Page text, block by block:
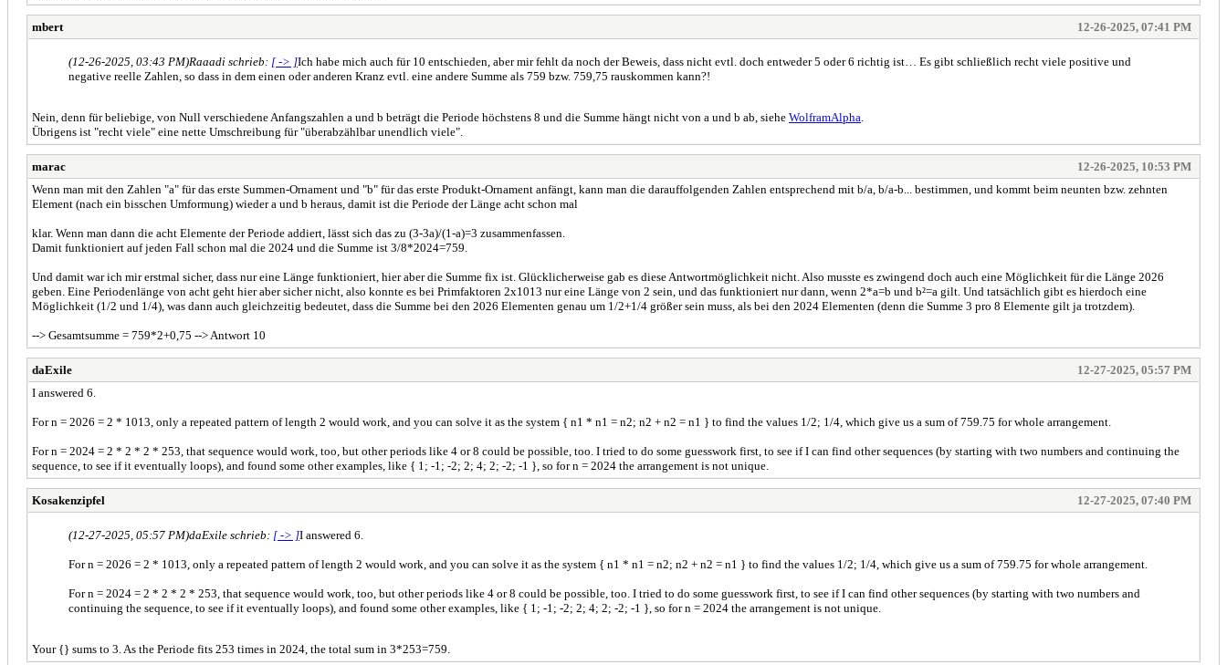
mbert 12-26-2025, 07:41 PM
(12-26-2025, 03:43 PM)Raaadi schrieb: [ -> ]Ich habe mich auch für 10 entschieden, aber mir fehlt da noch der Beweis, dass nicht evtl. doch entweder 5 oder 6 richtig ist… Es gibt schließlich recht viele positive und
negative reelle Zahlen, so dass in dem einen oder anderen Kranz evtl. eine andere Summe als 759 bzw. 759,75 rauskommen kann?!
Nein, denn für beliebige, von Null verschiedene Anfangszahlen a und b beträgt die Periode höchstens 8 und die Summe hängt nicht von a und b ab, siehe WolframAlpha
Übrigens ist "recht viele" eine nette Umschreibung für "überabzählbar unendlich viele".
marac
12-26-2025, 10:53 PM
Wenn man mit den Zahlen "a" für das erste Summen-Ornament und "b" für das erste Produkt-Ornament anfängt, kann man die darauffolgenden Zahlen entsprechend mit b/a, b/a-b... bestimmen, und kommt beim neunten bzw. zehnten
Element (nach ein bisschen Umformung) wieder a und b heraus, damit ist die Periode der Länge acht schon mal
klar. Wenn man dann die acht Elemente der Periode addiert, lässt sich das zu (3-3a)/(1-a)=3 zusammenfassen.
Damit funktioniert auf jeden Fall schon mal die 2024 und die Summe ist 3/8*2024=759.
Und damit war ich mir erstmal sicher, dass nur eine Länge funktioniert, hier aber die Summe fix ist. Glücklicherweise gab es diese Antwortmöglichkeit nicht. Also musste es zwingend doch auch eine Möglichkeit für die Länge 2026
geben. Eine Periodenlänge von acht geht hier aber sicher nicht, also konnte es bei Primfaktoren 2x1013 nur eine Länge von 2 sein, und das funktioniert nur dann, wenn 2*a=b und b²=a gilt. Und tatsächlich gibt es hierdoch eine
Möglichkeit (1/2 und 1/4), was dann auch gleichzeitig bedeutet, dass die Summe bei den 2026 Elementen genau um 1/2+1/4 größer sein muss, als bei den 2024 Elementen (denn die Summe 3 pro 8 Elemente gilt ja trotzdem).
--> Gesamtsumme = 759*2+0,75 --> Antwort 10
daExile
12-27-2025, 05:57 PM
I answered 6.
For n = 2026 = 2 * 1013, only a repeated pattern of length 2 would work, and you can solve it as the system { n1 * n1 = n2; n2 + n2 = n1 } to find the values 1/2; 1/4, which give us a sum of 759.75 for whole arrangement.
For n = 2024 = 2 * 2 * 2 * 253, that sequence would work, too, but other periods like 4 or 8 could be possible, too. I tried to do some guesswork first, to see if I can find other sequences (by starting with two numbers and continuing the
sequence, to see if it eventually loops), and found some other examples, like { 1; -1; -2; 2; 4; 2; -2; -1 }, so for n = 2024 the arrangement is not unique.
Kosakenzipfel 12-27-2025, 07:40 PM
(12-27-2025, 05:57 PM)daExile schrieb: [ -> ]I answered 6.
For n = 2026 = 2 * 1013, only a repeated pattern of length 2 would work, and you can solve it as the system { n1 * n1 = n2; n2 + n2 = n1 } to find the values 1/2; 1/4, which give us a sum of 759.75 for whole arrangement.
For n = 2024 = 2 * 2 * 2 * 253, that sequence would work, too, but other periods like 4 or 8 could be possible, too. I tried to do some guesswork first, to see if I can find other sequences (by starting with two numbers and
continuing the sequence, to see if it eventually loops), and found some other examples, like { 1; -1; -2; 2; 4; 2; -2; -1 }, so for n = 2024 the arrangement is not unique.
Your {} sums to 3. As the Periode fits 253 times in 2024, the total sum in 3*253=759.